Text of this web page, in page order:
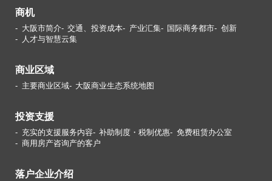
商机
大阪市简介 交通、投资成本 产业汇集 国际商务都市
创新
人才与智慧云集
商业区域
主要商业区域 大阪商业生态系统地图
投资支援
充实的支援服务内容 补助制度・税制优惠
免费租赁办公室
商用房产咨询产的客户
落户企业介绍